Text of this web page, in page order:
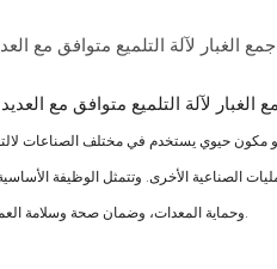
الغبار لآلة التلميع متوافق مع
مكون حيوي يستخدم في مختلف الصناعات
الصناعية الأخرى. وتتمثل الوظيفة
وحماية المعدات، وضمان صحة وسلامة العمال عن طريق إزالة الملوثات من الهواء.